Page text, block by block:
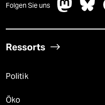
Folgen Sie uns
Ressorts
Politik
Öko